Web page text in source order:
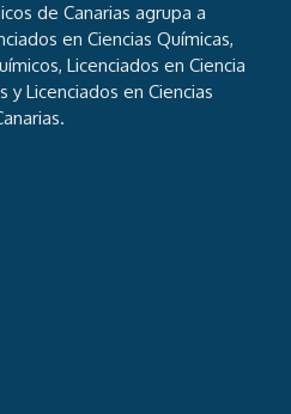
de Canarias agrupa a
en Ciencias Químicas,
Licenciados en Ciencia
Licenciados en Ciencias